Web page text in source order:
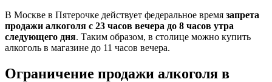
В Москве в Пятерочке действует федеральное время запрета
продажи алкоголя с 23 часов вечера до 8 часов утра
следующего дня. Таким образом, в столице можно купить
алкоголь в магазине до 11 часов вечера.
Ограничение продажи алкоголя в